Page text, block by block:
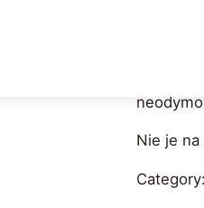
Nie je na
Category: